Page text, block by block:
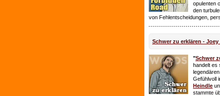
opulenten
den
von Fehlentscheidungen,
Schwer zu erklären - Joey
"Schwer
handelt es
Gefühlvoll
Heindle
stammte